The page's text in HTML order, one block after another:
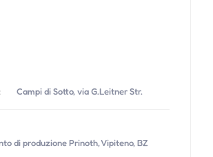
Campi di Sotto, via G.Leitner Str.
di produzione Prinoth, Vipiteno, BZ